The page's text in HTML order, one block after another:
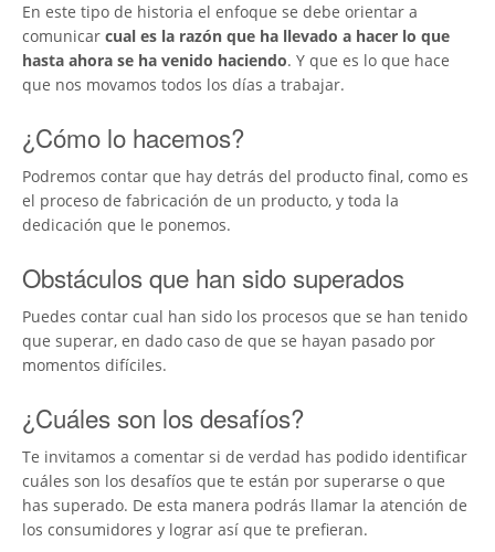
En este tipo de historia el enfoque se debe orientar a
comunicar cual es la razón que ha llevado a hacer lo que
hasta ahora se ha venido haciendo. Y que es lo que hace
que nos movamos todos los días a trabajar.
¿Cómo lo hacemos?
Podremos contar que hay detrás del producto final, como es
el proceso de fabricación de un producto, y toda la
dedicación que le ponemos.
Obstáculos que han sido superados
Puedes contar cual han sido los procesos que se han tenido
que superar, en dado caso de que se hayan pasado por
momentos difíciles.
¿Cuáles son los desafíos?
Te invitamos a comentar si de verdad has podido identificar
cuáles son los desafíos que te están por superarse o que
has superado. De esta manera podrás llamar la atención de
los consumidores y lograr así que te prefieran.